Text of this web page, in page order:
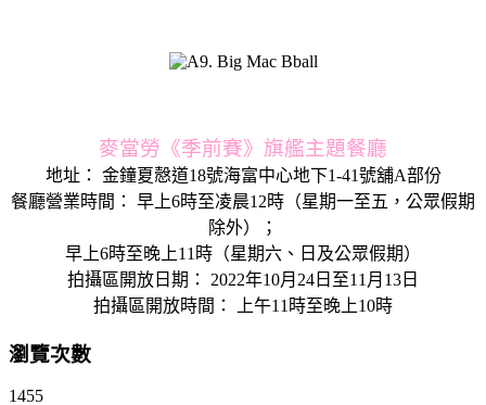
麥當勞《季前賽》旗艦主題餐廳
地址： 金鐘夏慤道18號海富中心地下1-41號舖A部份
餐廳營業時間： 早上6時至凌晨12時（星期一至五，公眾假期
除外）；
早上6時至晚上11時（星期六、日及公眾假期）
拍攝區開放日期： 2022年10月24日至11月13日
拍攝區開放時間： 上午11時至晚上10時
瀏覽次數
1455